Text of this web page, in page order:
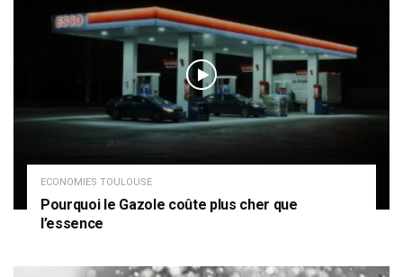
ECONOMIES TOULOUSE
Pourquoi le Gazole coûte plus cher que
l’essence